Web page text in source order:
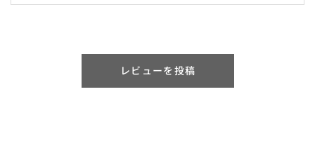
レビューを投稿